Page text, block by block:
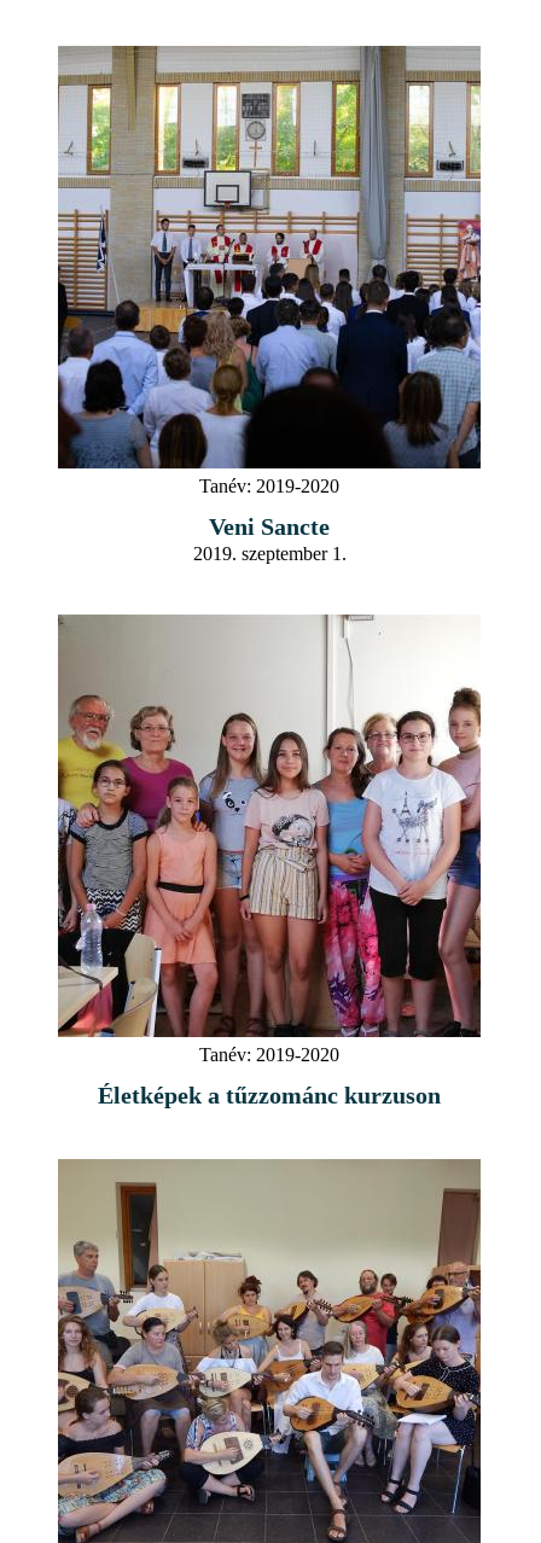
Tanév: 2019-2020
Veni Sancte
2019. szeptember 1.
Tanév: 2019-2020
Életképek a tűzzománc kurzuson